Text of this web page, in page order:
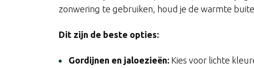
zonwering te gebruiken, houd je de warmte
Dit zijn de beste opties:
Gordijnen en jaloezieën: Kies voor lichte